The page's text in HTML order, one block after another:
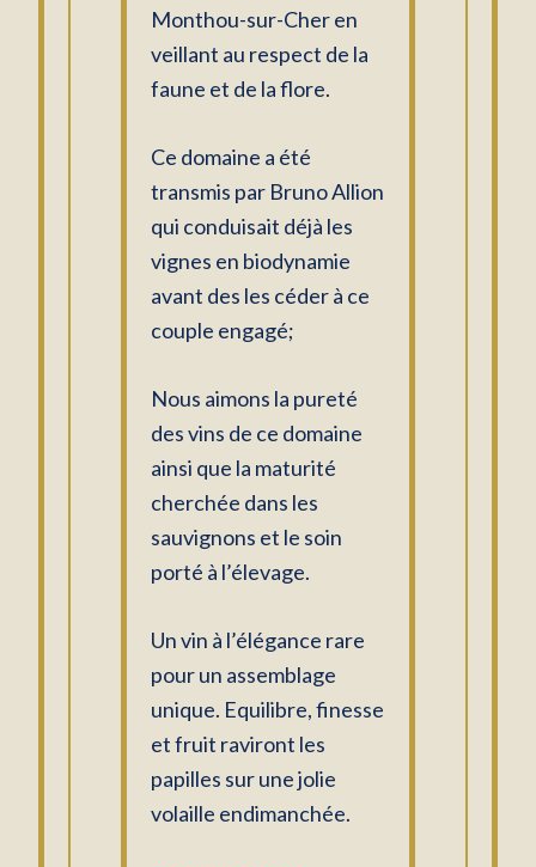
Monthou-sur-Cher en
veillant au respect de la
faune et de la flore.
Ce domaine a été
transmis par Bruno Allion
qui conduisait déjà les
vignes en biodynamie
avant des les céder à ce
couple engagé;
Nous aimons la pureté
des vins de ce domaine
ainsi que la maturité
cherchée dans les
sauvignons et le soin
porté à l’élevage.
Un vin à l’élégance rare
pour un assemblage
unique. Equilibre, finesse
et fruit raviront les
papilles sur une jolie
volaille endimanchée.